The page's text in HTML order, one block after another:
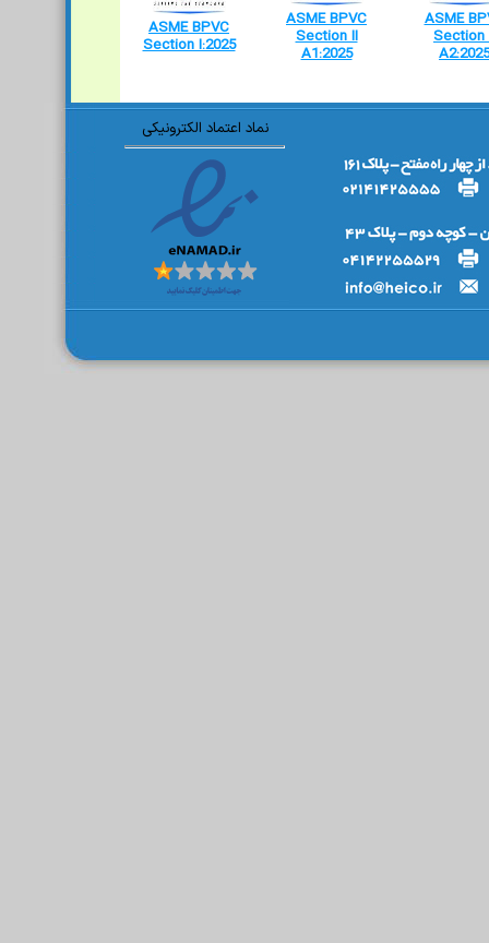
ASME BPVC
Section I:2025
ASME BPVC
Section II
A1:2025
ASME
Section
A2:2025
نماد اعتماد الکترونیکی